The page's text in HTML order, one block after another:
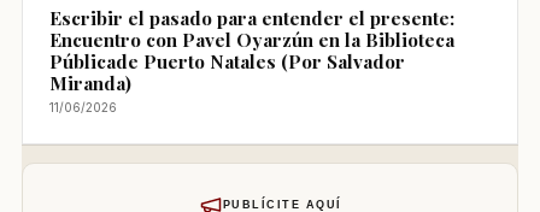
Escribir el pasado para entender el presente:
Encuentro con Pavel Oyarzún en la Biblioteca
Públicade Puerto Natales (Por Salvador
Miranda)
11/06/2026
PUBLÍCITE AQUÍ